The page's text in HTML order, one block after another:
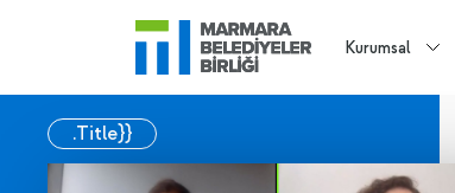
Kurumsal
.Title}}